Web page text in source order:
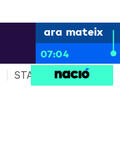
ara mateix
07:04
STAR SYSTEM